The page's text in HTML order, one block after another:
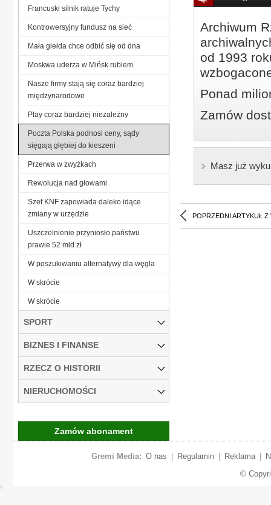
Archiwum
od 1993
Ponad
Zamów
Masz już
POPRZEDNI ARTYKUŁ Z
Francuski silnik ratuje Tychy
Kontrowersyjny fundusz na sieć
Mała giełda chce odbić się od dna
Moskwa uderza w Mińsk rublem
Nasze firmy stają się coraz bardziej
międzynarodowe
Play coraz bardziej niezależny
Poczta Polska podnosi ceny, sądy
sięgają głębiej do kieszeni
Przerwa w zwyżkach
Rewolucja nad głowami
Szef KNF zapowiada daleko idące
zmiany w urzędzie
Uszczelnienie przyniosło państwu
prawie 52 mld zł
W poszukiwaniu alternatywy dla węgla
W skrócie
W skrócie
SPORT
BIZNES I FINANSE
RZECZ O HISTORII
NIERUCHOMOŚCI
Zamów abonament
Gremi Media: O nas Regulamin Reklama
©